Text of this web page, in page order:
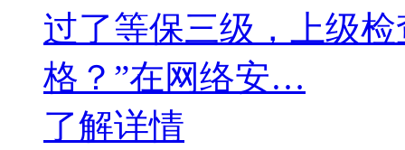
过了等保三级，上级
格？”在网络安…
了解详情